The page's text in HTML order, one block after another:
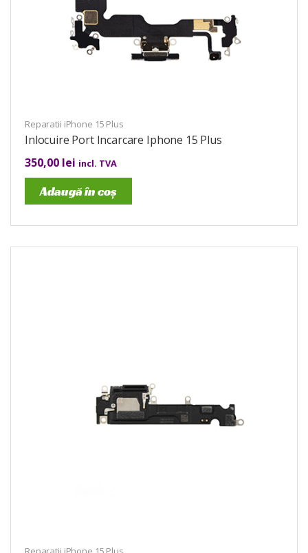
Reparatii iPhone 15 Plus
Inlocuire Port Incarcare Iphone 15 Plus
350,00 lei incl. TVA
Adaugă în coș